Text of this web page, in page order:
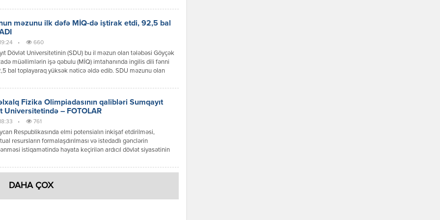
tərəfdaşlığın genişləndirilməsi və yeni fəaliyyət istiqamətləri
geniş fikir mübadiləsi aparılıb. Tərəflər universitet–sənaye
institusional əsaslarının möhkəmləndirilməsi, korporativ
tədris prosesinə […]
məzunu ilk dəfə MİQ-də iştirak etdi, 92,5 bal
• 660
Dövlət Universitetinin (SDU) bu il məzun olan tələbəsi Göyçək
müəllimlərin işə qəbulu (MİQ) imtahanında ingilis dili fənni
bal toplayaraq yüksək nəticə əldə edib. SDU məzunu olan
MİQ imtahanı olsa da, nəticəsinə inanırdı. “Sumqayıt Dövlət
Fizika Olimpiadasının qalibləri Sumqayıt
Universitetində – FOTOLAR
• 761
Respublikasında elmi potensialın inkişaf etdirilməsi,
resursların formalaşdırılması və istedadlı gənclərin
istiqamətində həyata keçirilən ardıcıl dövlət siyasətinin
Fizika Olimpiadasında (IPhO) ölkəmizi uğurla təmsil edərək
rektor, texnika elmləri doktoru, professor Nurəli Yusifbəyli
DAHA ÇOX